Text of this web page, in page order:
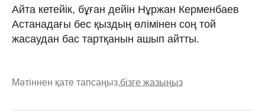
Айта кетейік, бұған дейін Нұржан Керменбаев
Астанадағы бес қыздың өлімінен соң той
жасаудан бас тартқанын ашып айтты.
Мәтіннен қате тапсаңыз,бізге жазыңыз